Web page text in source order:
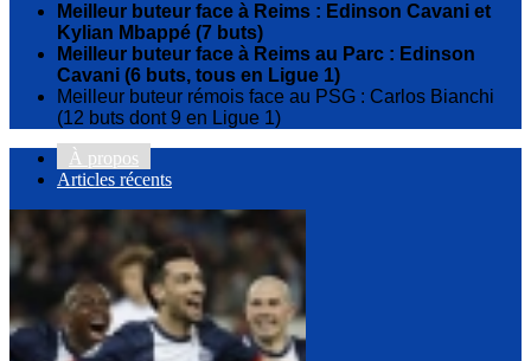
Meilleur buteur face à Reims : Edinson Cavani et
Kylian Mbappé (7 buts)
Meilleur buteur face à Reims au Parc : Edinson
Cavani (6 buts, tous en Ligue 1)
Meilleur buteur rémois face au PSG : Carlos Bianchi
(12 buts dont 9 en Ligue 1)
À propos
Articles récents